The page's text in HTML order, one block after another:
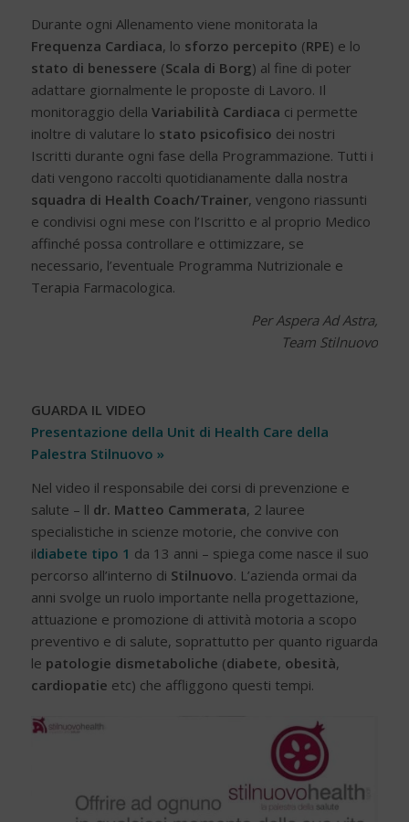
Durante ogni Allenamento viene monitorata la
Frequenza Cardiaca, lo sforzo percepito (RPE) e lo
stato di benessere (Scala di Borg) al fine di poter
adattare giornalmente le proposte di Lavoro. Il
monitoraggio della Variabilità Cardiaca ci permette
inoltre di valutare lo stato psicofisico dei nostri
Iscritti durante ogni fase della Programmazione. Tutti i
dati vengono raccolti quotidianamente dalla nostra
squadra di Health Coach/Trainer, vengono riassunti
e condivisi ogni mese con l’Iscritto e al proprio Medico
affinché possa controllare e ottimizzare, se
necessario, l’eventuale Programma Nutrizionale e
Terapia Farmacologica.
Per Aspera Ad Astra,
Team Stilnuovo
GUARDA IL VIDEO
Presentazione della Unit di Health Care della
Palestra Stilnuovo »
Nel video il responsabile dei corsi di prevenzione e
salute – ll dr. Matteo Cammerata, 2 lauree
specialistiche in scienze motorie, che convive con
ildiabete tipo 1 da 13 anni – spiega come nasce il suo
percorso all’interno di Stilnuovo. L’azienda ormai da
anni svolge un ruolo importante nella progettazione,
attuazione e promozione di attività motoria a scopo
preventivo e di salute, soprattutto per quanto riguarda
le patologie dismetaboliche (diabete, obesità,
cardiopatie etc) che affliggono questi tempi.